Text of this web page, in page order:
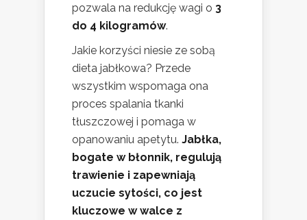
pozwala na redukcję wagi o 3
do 4 kilogramów.
Jakie korzyści niesie ze sobą
dieta jabłkowa? Przede
wszystkim wspomaga ona
proces spalania tkanki
tłuszczowej i pomaga w
opanowaniu apetytu. Jabłka,
bogate w błonnik, regulują
trawienie i zapewniają
uczucie sytości, co jest
kluczowe w walce z